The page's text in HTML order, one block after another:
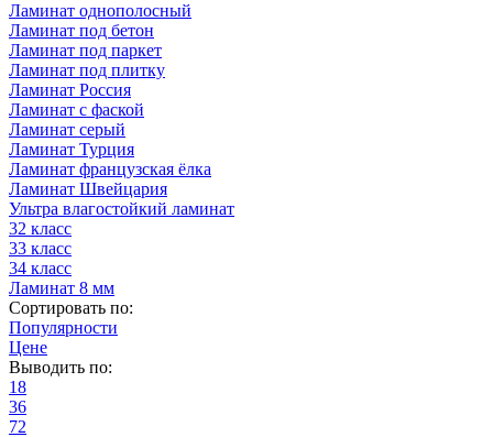
Ламинат однополосный
Ламинат под бетон
Ламинат под паркет
Ламинат под плитку
Ламинат Россия
Ламинат с фаской
Ламинат серый
Ламинат Турция
Ламинат французская ёлка
Ламинат Швейцария
Ультра влагостойкий ламинат
32 класс
33 класс
34 класс
Ламинат 8 мм
Сортировать по:
Популярности
Цене
Выводить по:
18
36
72